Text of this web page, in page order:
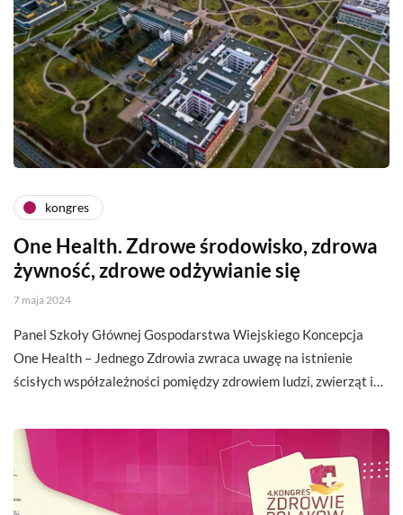
kongres
One Health. Zdrowe środowisko, zdrowa
żywność, zdrowe odżywianie się
7 maja 2024
Panel Szkoły Głównej Gospodarstwa Wiejskiego Koncepcja
One Health – Jednego Zdrowia zwraca uwagę na istnienie
ścisłych współzależności pomiędzy zdrowiem ludzi, zwierząt i…